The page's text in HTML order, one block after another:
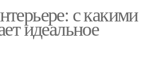
с какими
идеальное